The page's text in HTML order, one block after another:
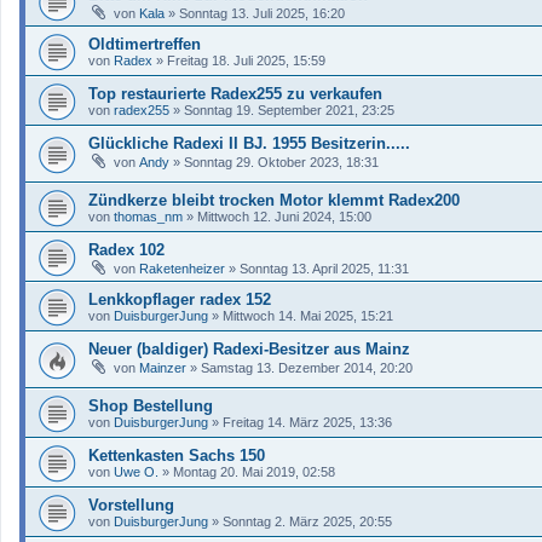
von Kala » Sonntag 13. Juli 2025, 16:20
Oldtimertreffen
von Radex » Freitag 18. Juli 2025, 15:59
Top restaurierte Radex255 zu verkaufen
von radex255 » Sonntag 19. September 2021, 23:25
Glückliche Radexi II BJ. 1955 Besitzerin.....
von Andy » Sonntag 29. Oktober 2023, 18:31
Zündkerze bleibt trocken Motor klemmt Radex200
von thomas_nm » Mittwoch 12. Juni 2024, 15:00
Radex 102
von Raketenheizer » Sonntag 13. April 2025, 11:31
Lenkkopflager radex 152
von DuisburgerJung » Mittwoch 14. Mai 2025, 15:21
Neuer (baldiger) Radexi-Besitzer aus Mainz
von Mainzer » Samstag 13. Dezember 2014, 20:20
Shop Bestellung
von DuisburgerJung » Freitag 14. März 2025, 13:36
Kettenkasten Sachs 150
von Uwe O. » Montag 20. Mai 2019, 02:58
Vorstellung
von DuisburgerJung » Sonntag 2. März 2025, 20:55